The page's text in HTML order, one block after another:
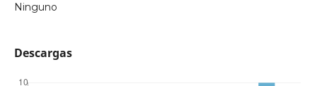
Ninguno
Descargas